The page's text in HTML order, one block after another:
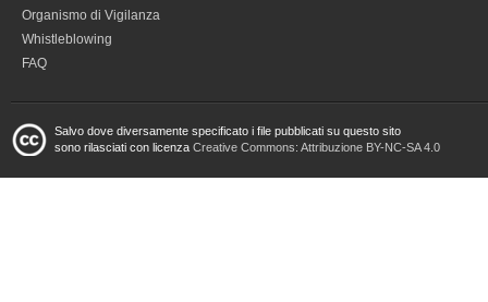
Organismo di Vigilanza
Whistleblowing
FAQ
Salvo dove diversamente specificato i file pubblicati su questo sito
sono rilasciati con licenza Creative Commons: Attribuzione BY-NC-SA 4.0